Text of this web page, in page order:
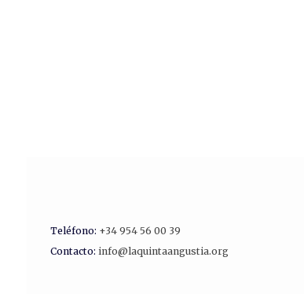
Teléfono: +34 954 56 00 39
Contacto: info@laquintaangustia.org